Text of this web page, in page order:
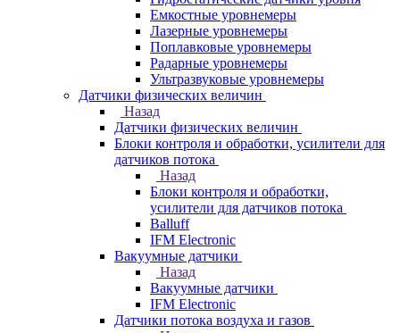
Емкостные уровнемеры
Лазерные уровнемеры
Поплавковые уровнемеры
Радарные уровнемеры
Ультразвуковые уровнемеры
Датчики физических величин
Назад
Датчики физических величин
Блоки контроля и обработки, усилители для
датчиков потока
Назад
Блоки контроля и обработки,
усилители для датчиков потока
Balluff
IFM Electronic
Вакуумные датчики
Назад
Вакуумные датчики
IFM Electronic
Датчики потока воздуха и газов